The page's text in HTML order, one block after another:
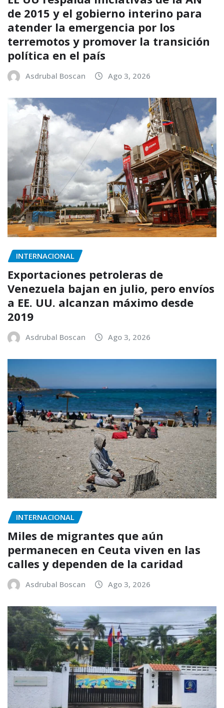
de 2015 y el gobierno interino para
atender la emergencia por los
terremotos y promover la transición
política en el país
Asdrubal Boscan Ago 3, 2026
INTERNACIONAL
Exportaciones petroleras de
Venezuela bajan en julio, pero envíos
a EE. UU. alcanzan máximo desde
2019
Asdrubal Boscan Ago 3, 2026
INTERNACIONAL
Miles de migrantes que aún
permanecen en Ceuta viven en las
calles y dependen de la caridad
Asdrubal Boscan Ago 3, 2026